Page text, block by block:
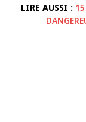
LIRE AUSSI :